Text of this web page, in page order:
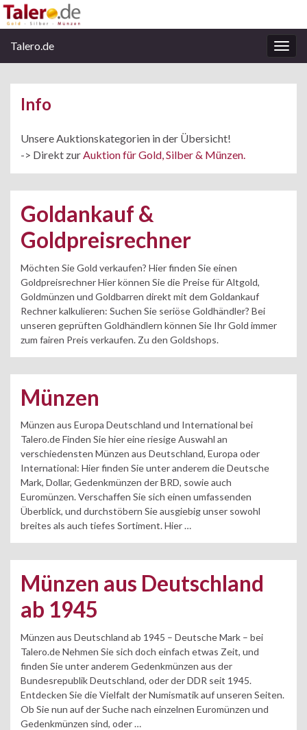
Talero.de
Info
Unsere Auktionskategorien in der Übersicht!
-> Direkt zurAuktion für Gold, Silber & Münzen.
Goldankauf &
Goldpreisrechner
Möchten Sie Gold verkaufen? Hier finden Sie einen
Goldpreisrechner Hier können Sie die Preise für Altgold,
Goldmünzen und Goldbarren direkt mit dem Goldankauf
Rechner kalkulieren: Suchen Sie seriöse Goldhändler? Bei
unseren geprüften Goldhändlern können Sie Ihr Gold immer
zum fairen Preis verkaufen. Zu den Goldshops.
Münzen
Münzen aus Europa Deutschland und International bei
Talero.de Finden Sie hier eine riesige Auswahl an
verschiedensten Münzen aus Deutschland, Europa oder
International: Hier finden Sie unter anderem die Deutsche
Mark, Dollar, Gedenkmünzen der BRD, sowie auch
Euromünzen. Verschaffen Sie sich einen umfassenden
Überblick, und durchstöbern Sie ausgiebig unser sowohl
breites als auch tiefes Sortiment. Hier …
Münzen aus Deutschland
ab 1945
Münzen aus Deutschland ab 1945 – Deutsche Mark – bei
Talero.de Nehmen Sie sich doch einfach etwas Zeit, und
finden Sie unter anderem Gedenkmünzen aus der
Bundesrepublik Deutschland, oder der DDR seit 1945.
Entdecken Sie die Vielfalt der Numismatik auf unseren Seiten.
Ob Sie nun auf der Suche nach einzelnen Euromünzen und
Gedenkmünzen sind, oder …